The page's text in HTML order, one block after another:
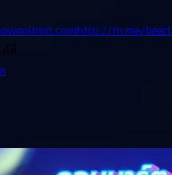
http://m.me/
ที่